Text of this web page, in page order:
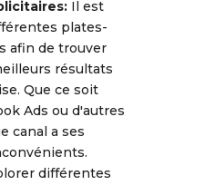
Il est
plates-
afin de trouver
résultats
Que ce soit
Ads ou d'autres
canal a ses
différentes